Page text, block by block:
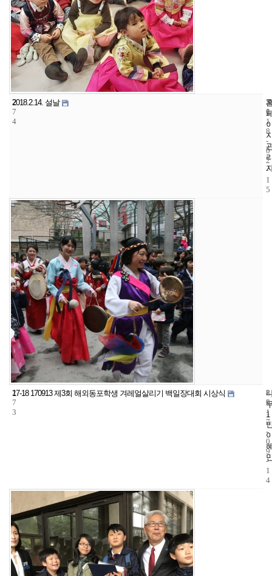
2
7
4
2018.2.14. 설날
5
1
2
0
1
8
-
0
2
-
1
5
2
7
3
17-18 170913 제3회 해외동포학생 겨레얼살리기 백일장대회 시상식
1
8
5
2
0
1
7
-
0
9
-
1
4